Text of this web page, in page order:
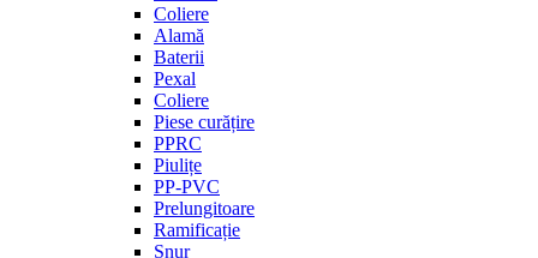
Coliere
Alamă
Baterii
Pexal
Coliere
Piese curățire
PPRC
Piulițe
PP-PVC
Prelungitoare
Ramificație
Șnur